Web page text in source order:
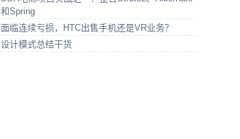
和Spring
面临连续亏损，HTC出售手机还是VR业务？
设计模式总结干货